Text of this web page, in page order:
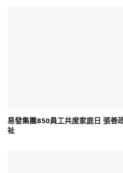
易發集團850員工共度家庭日 張善
祉